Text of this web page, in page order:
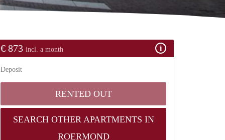
€ 873 incl. a month
Deposit
RENTED OUT
SEARCH OTHER APARTMENTS IN
ROERMOND